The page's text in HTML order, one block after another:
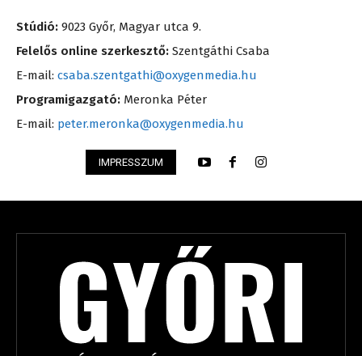
Stúdió: 9023 Győr, Magyar utca 9.
Felelős online szerkesztő: Szentgáthi Csaba
E-mail: csaba.szentgathi@oxygenmedia.hu
Programigazgató: Meronka Péter
E-mail: peter.meronka@oxygenmedia.hu
IMPRESSZUM